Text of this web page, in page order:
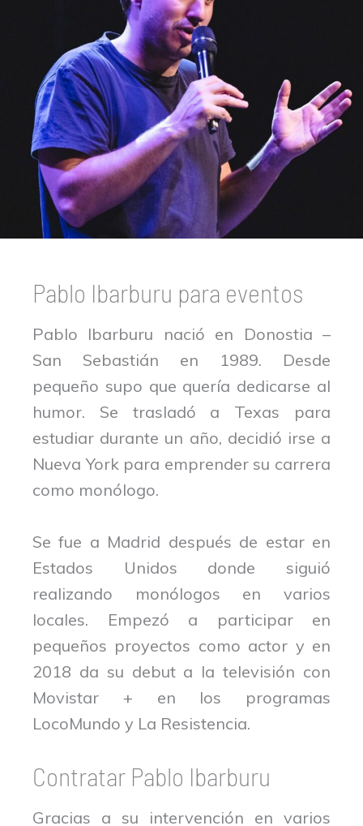
Pablo Ibarburu para eventos
Pablo Ibarburu nació en Donostia –
San Sebastián en 1989. Desde
pequeño supo que quería dedicarse al
humor. Se trasladó a Texas para
estudiar durante un año, decidió irse a
Nueva York para emprender su carrera
como monólogo.
Se fue a Madrid después de estar en
Estados Unidos donde siguió
realizando monólogos en varios
locales. Empezó a participar en
pequeños proyectos como actor y en
2018 da su debut a la televisión con
Movistar + en los programas
LocoMundo y La Resistencia.
Contratar Pablo Ibarburu
Gracias a su intervención en varios